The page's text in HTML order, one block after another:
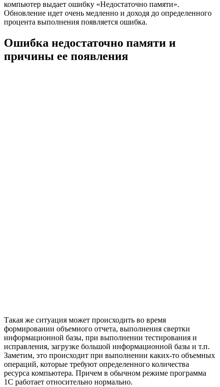
компьютер выдает ошибку «Недостаточно памяти».
Обновление идет очень медленно и доходя до определенного
процента выполнения появляется ошибка.
Ошибка недостаточно памяти и
причины ее появления
Такая же ситуация может происходить во время
формировании объемного отчета, выполнения свертки
информационной базы, при выполнении тестирования и
исправления, загрузке большой информационной базы и т.п.
Заметим, это происходит при выполнении каких-то объемных
операций, которые требуют определенного количества
ресурса компьютера. Причем в обычном режиме программа
1С работает относительно нормально.